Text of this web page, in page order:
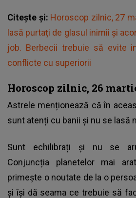
Citește și: Horoscop zilnic, 27
lasă purtați de glasul inimii și
job. Berbecii trebuie să evite
conflicte cu superiorii
Horoscop zilnic, 26
Astrele menționează că în
sunt atenți cu banii și nu se lasă
Sunt echilibrați și nu se
Conjuncția planetelor mai
primește o noutate de la o
și își dă seama ce trebuie să